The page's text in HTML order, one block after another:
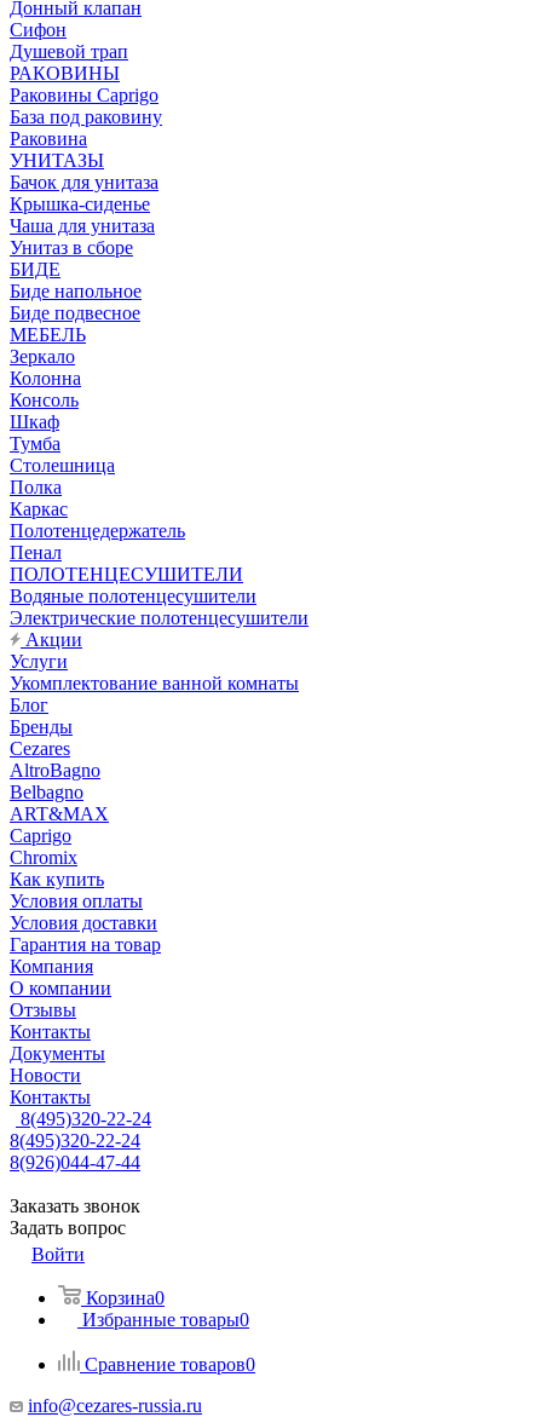
Донный клапан
Сифон
Душевой трап
РАКОВИНЫ
Раковины Caprigo
База под раковину
Раковина
УНИТАЗЫ
Бачок для унитаза
Крышка-сиденье
Чаша для унитаза
Унитаз в сборе
БИДЕ
Биде напольное
Биде подвесное
МЕБЕЛЬ
Зеркало
Колонна
Консоль
Шкаф
Тумба
Столешница
Полка
Каркас
Полотенцедержатель
Пенал
ПОЛОТЕНЦЕСУШИТЕЛИ
Водяные полотенцесушители
Электрические полотенцесушители
Акции
Услуги
Укомплектование ванной комнаты
Блог
Бренды
Cezares
AltroBagno
Belbagno
ART&MAX
Caprigo
Chromix
Как купить
Условия оплаты
Условия доставки
Гарантия на товар
Компания
О компании
Отзывы
Контакты
Документы
Новости
Контакты
8(495)320-22-24
8(495)320-22-24
8(926)044-47-44
Заказать звонок
Задать вопрос
Войти
Корзина0
Избранные товары0
Сравнение товаров0
info@cezares-russia.ru